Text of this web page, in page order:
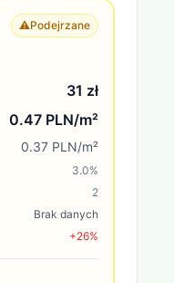
⚠️Podejrzane
31 zł
0.47 PLN/m²
0.37 PLN/m²
3.0%
2
Brak danych
+26%